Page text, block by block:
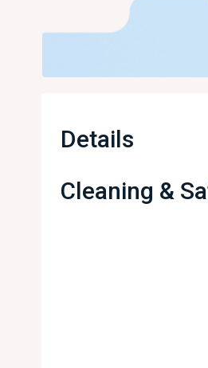
Details
Cleaning &